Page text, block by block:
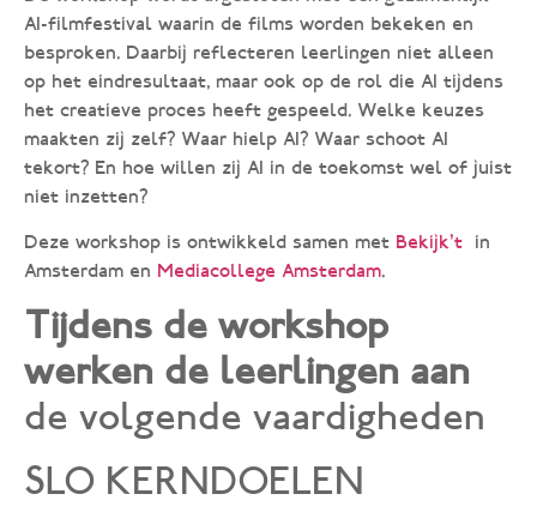
AI-filmfestival waarin de films worden bekeken en
besproken. Daarbij reflecteren leerlingen niet alleen
op het eindresultaat, maar ook op de rol die AI tijdens
het creatieve proces heeft gespeeld. Welke keuzes
maakten zij zelf? Waar hielp AI? Waar schoot AI
tekort? En hoe willen zij AI in de toekomst wel of juist
niet inzetten?
Deze workshop is ontwikkeld samen met Bekijk’t in
Amsterdam en Mediacollege Amsterdam.
Tijdens de workshop
werken de leerlingen aan
de volgende vaardigheden
SLO KERNDOELEN